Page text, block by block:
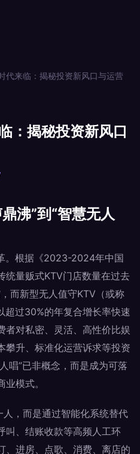
代来临：揭秘投资新风口与运营
：揭秘投资新风口
沸”到“智慧无人
。根据《2023-2024年中国
统量贩式KTV门店数量在过去
而新型无人值守KTV（或称
超过30%的年复合增长率快速
者对私密、灵活、高性价比娱
攀升、标准化运营诉求等投资
唱”已非概念，而是成为可落
模式。
人，而是通过智能化系统替代
叫、结账收款等高频人工环
、进房、点歌、消费、离店的